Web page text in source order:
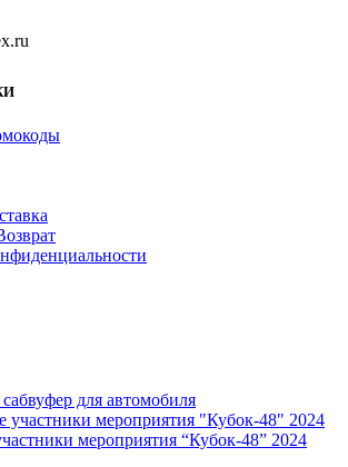
для автомобиля
мероприятия “Кубок-48” 2024